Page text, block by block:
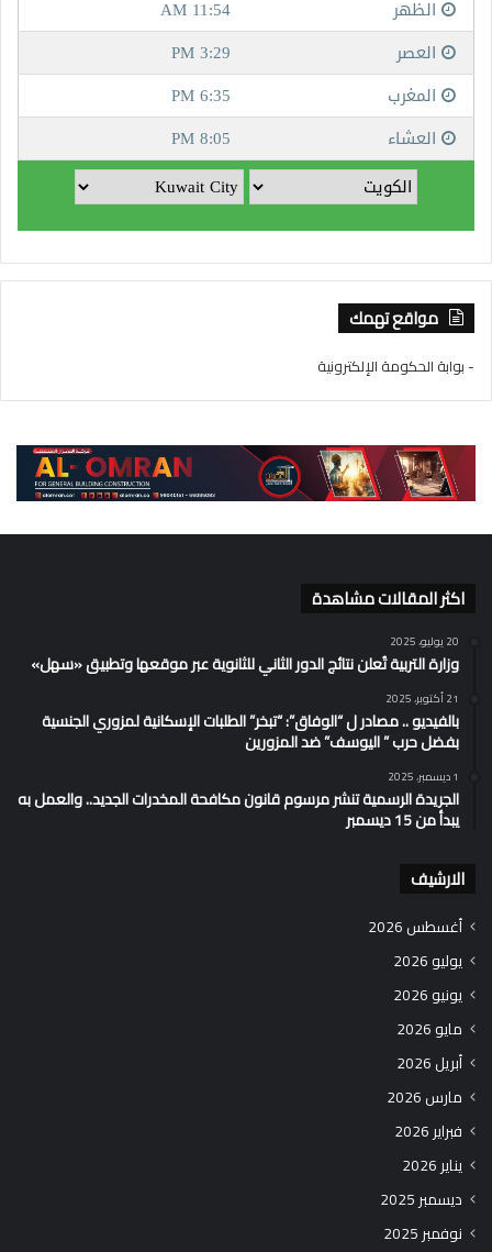
مواقع تهمك
- بوابة الحكومة الإلكترونية
اكثر المقالات مشاهدة
20 يوليو، 2025
وزارة التربية تُعلن نتائج الدور الثاني للثانوية عبر موقعها وتطبيق «سهل»
21 أكتوبر، 2025
بالفيديو .. مصادر ل “الوفاق”: “تبخر” الطلبات الإسكانية لمزوري الجنسية
بفضل حرب ” اليوسف” ضد المزورين
1 ديسمبر، 2025
الجريدة الرسمية تنشر مرسوم قانون مكافحة المخدرات الجديد.. والعمل به
يبدأ من 15 ديسمبر
الارشيف
أغسطس 2026
يوليو 2026
يونيو 2026
مايو 2026
أبريل 2026
مارس 2026
فبراير 2026
يناير 2026
ديسمبر 2025
نوفمبر 2025